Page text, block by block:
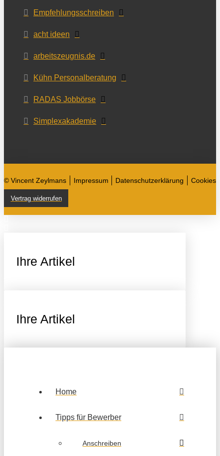
Empfehlungsschreiben
acht ideen
arbeitszeugnis.de
Kühn Personalberatung
RADAS Jobbörse
Simplexakademie
© Vincent Zeylmans Impressum Datenschutzerklärung Cookies
Vertrag widerrufen
Ihre Artikel
Ihre Artikel
Home
Tipps für Bewerber
Anschreiben